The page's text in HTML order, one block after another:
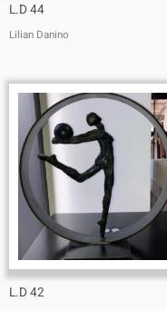
L.D 44
Lilian Danino
L.D 42